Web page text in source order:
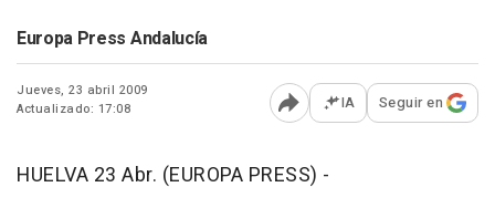
Europa Press Andalucía
Jueves, 23 abril 2009
Actualizado: 17:08
Abrir opciones para
IA Seguir en
HUELVA 23 Abr. (EUROPA PRESS) -